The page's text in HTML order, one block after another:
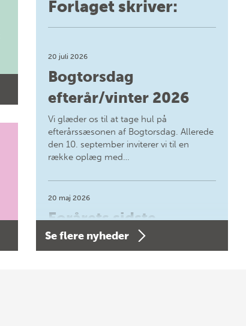
Forlaget skriver:
20 juli 2026
Bogtorsdag
efterår/vinter 2026
Vi glæder os til at tage hul på
efterårssæsonen af Bogtorsdag. Allerede
den 10. september inviterer vi til en
række oplæg med…
20 maj 2026
Forårets sidste
Bogtorsdag 11. juni
Se flere nyheder